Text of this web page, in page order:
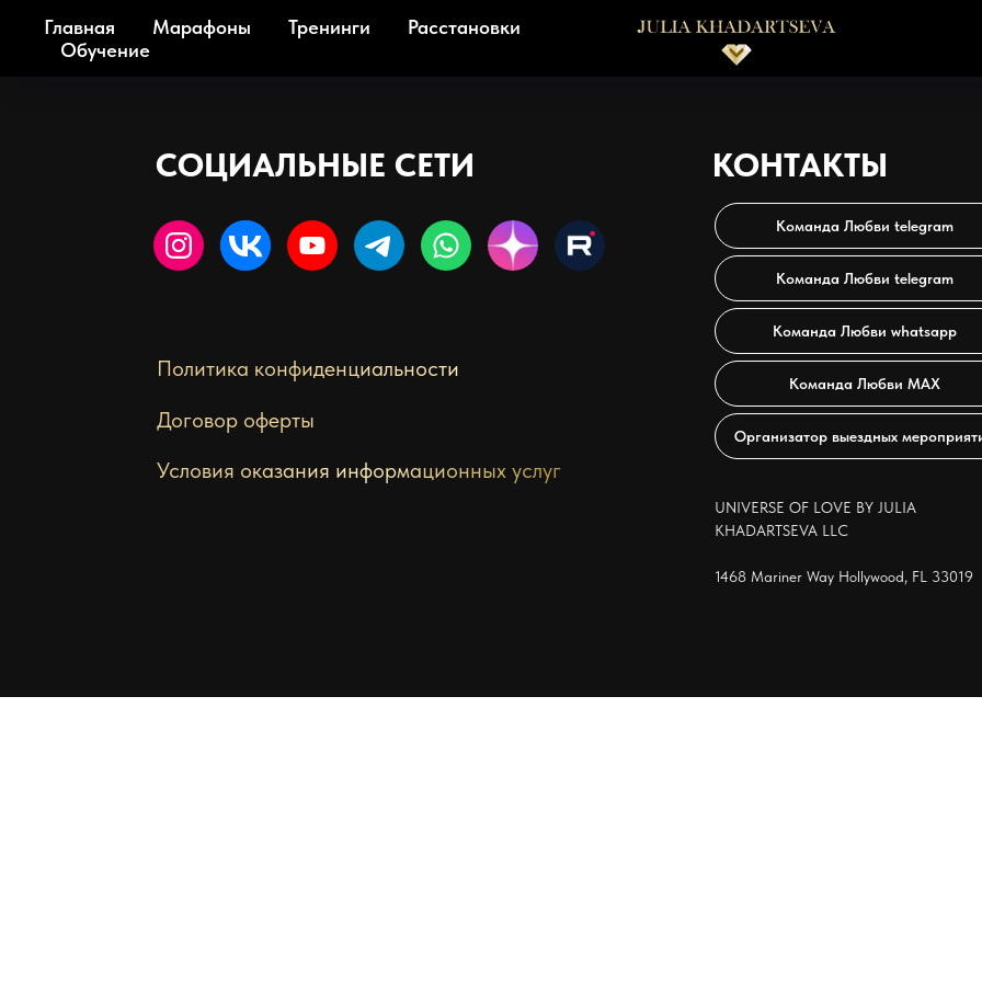
Главная Марафоны Тренинги
Расстановки
Обучение
СОЦИАЛЬНЫЕ СЕТИ
Политика конфиденциальности
Договор оферты
Условия оказания информационных услуг
КОНТАКТЫ
Команда Любви telegram
Команда Любви МАХ
Команда Любви whatsapp
Команда Любви telegram
Организатор выездных
UNIVERSE OF LOVE BY JULIA
KHADARTSEVA LLC
1468 Mariner Way Hollywood, FL 33019